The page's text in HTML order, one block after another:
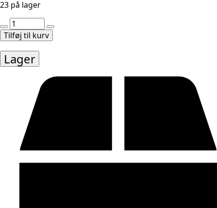
23 på lager
Øsken
stål
LUKKET
6x0,8mm,10stk
antal
Tilføj til kurv
Lager